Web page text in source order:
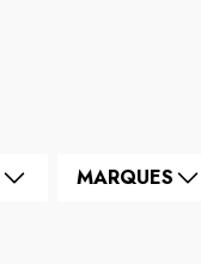
MARQUES